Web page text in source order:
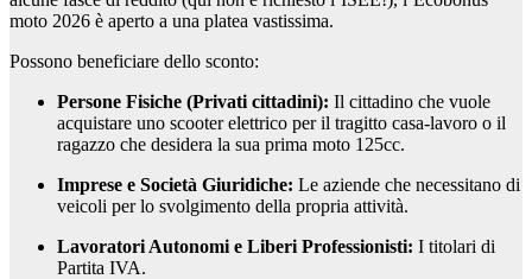
moto 2026 è aperto a una platea vastissima.
Possono beneficiare dello sconto:
Persone Fisiche (Privati cittadini): Il cittadino che vuole
acquistare uno scooter elettrico per il tragitto casa-lavoro o il
ragazzo che desidera la sua prima moto 125cc.
Imprese e Società Giuridiche: Le aziende che necessitano di
veicoli per lo svolgimento della propria attività.
Lavoratori Autonomi e Liberi Professionisti: I titolari di
Partita IVA.